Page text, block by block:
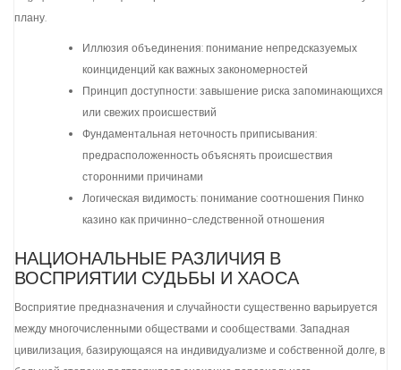
плану.
Иллюзия объединения: понимание непредсказуемых
коинциденций как важных закономерностей
Принцип доступности: завышение риска запоминающихся
или свежих происшествий
Фундаментальная неточность приписывания:
предрасположенность объяснять происшествия
сторонними причинами
Логическая видимость: понимание соотношения Пинко
казино как причинно-следственной отношения
НАЦИОНАЛЬНЫЕ РАЗЛИЧИЯ В
ВОСПРИЯТИИ СУДЬБЫ И ХАОСА
Восприятие предназначения и случайности существенно варьируется
между многочисленными обществами и сообществами. Западная
цивилизация, базирующаяся на индивидуализме и собственной долге, в